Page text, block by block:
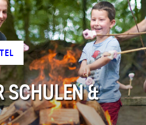
SCHULEN &